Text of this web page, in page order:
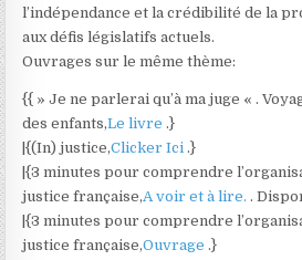
l’indépendance et la crédibilité de la
aux défis législatifs actuels.
Ouvrages sur le même thème:
{{ » Je ne parlerai qu’à ma juge « .
des enfants,Le livre.}
|{(In) justice,Clicker Ici.}
|{3 minutes pour comprendre
justice française,A voir et à lire..
|{3 minutes pour comprendre
justice française,Ouvrage.}